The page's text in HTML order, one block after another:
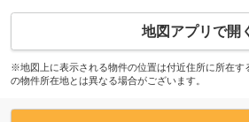
地図アプリで開
※地図上に表示される物件の位置は付近住所に所在す
の物件所在地とは異なる場合がございます。